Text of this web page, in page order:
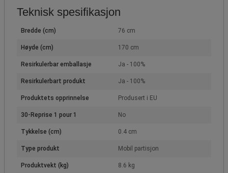
Teknisk spesifikasjon
Bredde (cm) 76 cm
Høyde (cm) 170 cm
Resirkulerbar emballasje Ja - 100%
Resirkulerbart produkt Ja - 100%
Produktets opprinnelse Produsert i EU
30-Reprise 1 pour 1 No
Tykkelse (cm) 0.4 cm
Type produkt Mobil partisjon
Produktvekt (kg) 8.6 kg